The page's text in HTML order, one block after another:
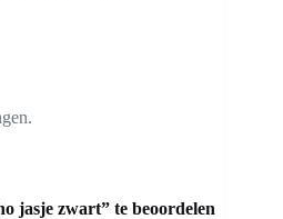
jasje zwart” te beoordelen